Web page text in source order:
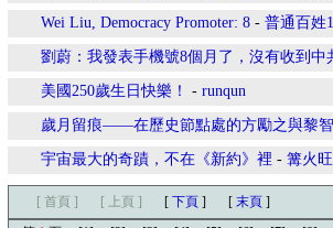
Wei Liu, Democracy Promoter: 8 - 普通百姓
劉蔚：我發表手機號8個月了，沒有收到
美國250歲生日快樂！ - runqun
歲月留痕——在歷史節點處的方勵之與黎
宇宙最大的奇蹟，不在《新約》裡 - 篝火
[ 首頁 ] [ 上頁 ] [ 下頁 ] [ 末頁 ]